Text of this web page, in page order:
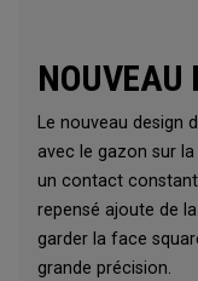
NOUVEAU
Le nouveau design
avec le gazon sur
un contact
repensé ajoute de
garder la face
grande précision.